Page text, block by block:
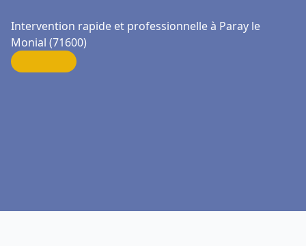
Intervention rapide et professionnelle à Paray le
Monial (71600)